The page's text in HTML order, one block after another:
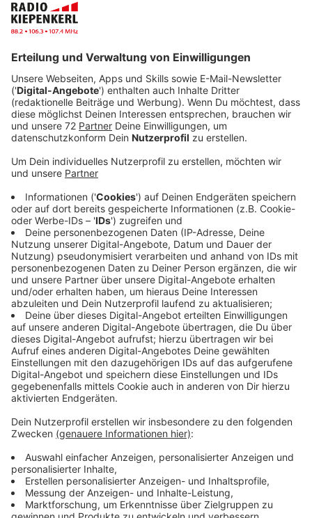
plant. Die „Frischzellenkur“ für die Dülmener Mitte
läuft auch 2021 weiter auf Hochtouren. Sie müssen
einstellen. „Die Zeitpläne sind ambitioniert und gerade
die Corona-Pandemie birgt noch einige Unsicherheiten.
Dennoch bin ich optimistisch, dass wir wie geplant
mehrere Projekte im laufenden Jahr abschließen
können“, sagt Stadtbaurat Markus Mönter. Dazu
gehört allen voran der Marktplatz. Nachdem die
archäologischen Arbeiten beendet sind, beginnen im
April die eigentlichen Umbauarbeiten. Bis zum Aufbau
der Eisbahn für den Dülmener Winter im November
sollen sie abgeschlossen sein. Falls es dennoch zu
Verzögerungen kommt, werden die Arbeiten im
Dezember für die Großveranstaltung unterbrochen.
Auch der zweite zentrale Platz in der Innenstadt, der
Kirchplatz, steht 2021 im Fokus: Im Sommer soll die
Umgestaltung beginnen und bis zum Frühjahr 2022
abgeschlossen sein. Apropos fertig: Bis zu den
Sommerferien erhalten auch der Bült sowie die
Rathaus-, Schul- und Kirchgasse ein neues
Erscheinungsbild. Die Arbeiten erfolgen
abschnittsweise, damit der Durchgang zur
Münsterstraße, zum einsA oder zu den anliegenden
Anzeige
Anzeige